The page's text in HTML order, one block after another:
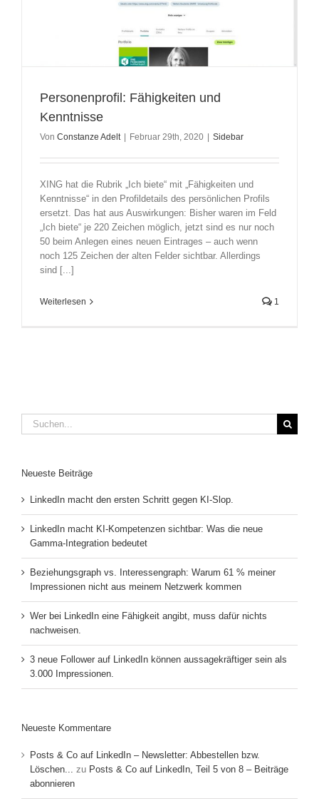
Personenprofil: Fähigkeiten und
Kenntnisse
Von Constanze Adelt Februar 29th, 2020 Sidebar
XING hat die Rubrik „Ich biete“ mit „Fähigkeiten und
Kenntnisse“ in den Profildetails des persönlichen Profils
ersetzt. Das hat aus Auswirkungen: Bisher waren im Feld
„Ich biete“ je 220 Zeichen möglich, jetzt sind es nur noch
50 beim Anlegen eines neuen Eintrages – auch wenn
noch 125 Zeichen der alten Felder sichtbar. Allerdings
sind [...]
Weiterlesen 1
Suche
nach:
Neueste Beiträge
LinkedIn macht den ersten Schritt gegen KI-Slop.
LinkedIn macht KI-Kompetenzen sichtbar: Was die neue
Gamma-Integration bedeutet
Beziehungsgraph vs. Interessengraph: Warum 61 % meiner
Impressionen nicht aus meinem Netzwerk kommen
Wer bei LinkedIn eine Fähigkeit angibt, muss dafür nichts
nachweisen.
3 neue Follower auf LinkedIn können aussagekräftiger sein als
3.000 Impressionen.
Neueste Kommentare
Posts & Co auf LinkedIn – Newsletter: Abbestellen bzw.
Löschen...
zu Posts & Co auf LinkedIn, Teil 5 von 8 – Beiträge
abonnieren